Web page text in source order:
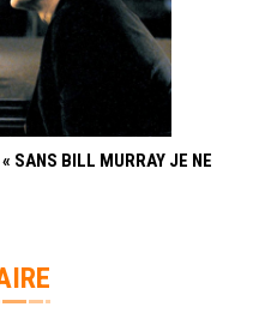
SANS BILL MURRAY JE NE